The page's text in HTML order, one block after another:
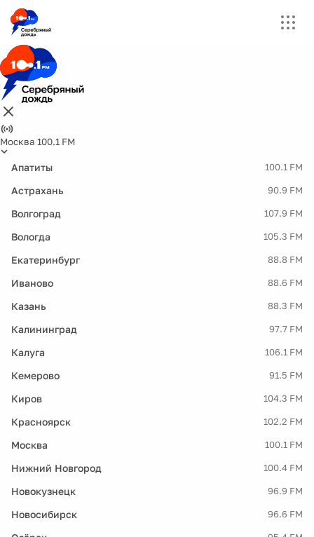
Москва 100.1 FM
Апатиты 100.1 FM
Астрахань 90.9 FM
Волгоград 107.9 FM
Вологда 105.3 FM
Екатеринбург 88.8 FM
Иваново 88.6 FM
Казань 88.3 FM
Калининград 97.7 FM
Калуга 106.1 FM
Кемерово 91.5 FM
Киров 104.3 FM
Красноярск 102.2 FM
Москва 100.1 FM
Нижний Новгород 100.4 FM
Новокузнецк 96.9 FM
Новосибирск 96.6 FM